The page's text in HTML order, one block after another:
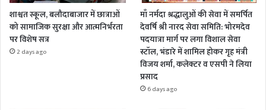
शाश्वत स्कूल, बलौदाबाजार में छात्राओं
को सामाजिक सुरक्षा और आत्मनिर्भरता
पर विशेष सत्र
2 days ago
माँ नर्मदा श्रद्धालुओं की सेवा में समर्पित
देवर्षि श्री नारद सेवा समिति: भोरमदेव
पदयात्रा मार्ग पर लगा विशाल सेवा
स्टॉल, भंडारे में शामिल होकर गृह मंत्री
विजय शर्मा, कलेक्टर व एसपी ने लिया
प्रसाद
6 days ago